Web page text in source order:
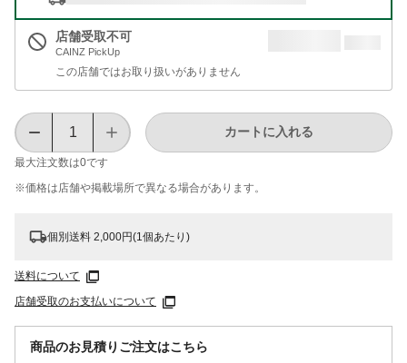
店舗受取不可
CAINZ PickUp
この店舗ではお取り扱いがありません
最大注文数は0です
カートに入れる
※価格は​店舗や​掲載場所で​異なる​場合が​あります。
個別送料 2,000円(1個あたり)
送料について
店舗受取のお支払いについて
商品のお見積りご注文はこちら